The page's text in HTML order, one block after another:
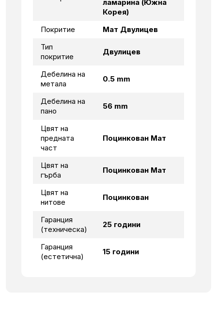
ламарина (Южна
Корея)
Покритие
Мат Двулицев
Тип
покритие
Двулицев
Дебелина на
метала
0.5 mm
Дебелина на
пано
56 mm
Цвят на
предната
част
Поцинкован Мат
Цвят на
гърба
Поцинкован Мат
Цвят на
нитове
Поцинкован
Гаранция
(техническа)
25 години
Гаранция
(естетична)
15 години